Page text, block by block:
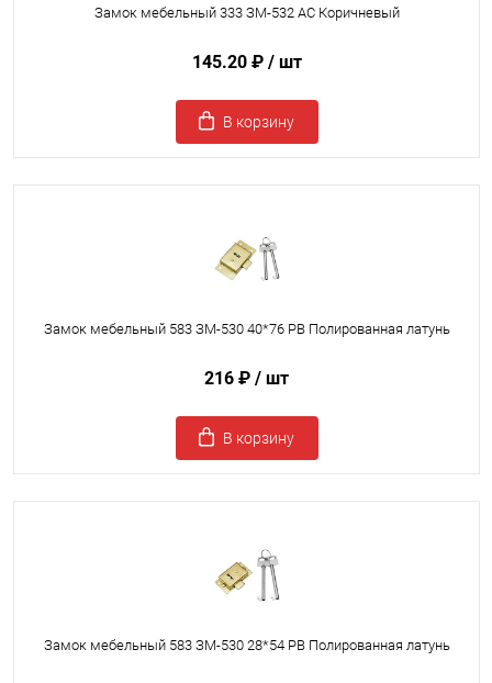
Замок мебельный 333 ЗМ-532 AC Коричневый
145.20 ₽ / шт
В корзину
Замок мебельный 583 ЗМ-530 40*76 PB Полированная латунь
216 ₽ / шт
В корзину
Замок мебельный 583 ЗМ-530 28*54 PB Полированная латунь